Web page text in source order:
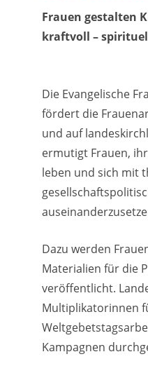
Frauen gestalten
kraftvoll –
Die Evangelische
fördert die
und auf
ermutigt Frauen,
leben und sich mit
Dazu werden
Materialien für die
veröffentlicht.
Multiplikatorinnen
Kampagnen